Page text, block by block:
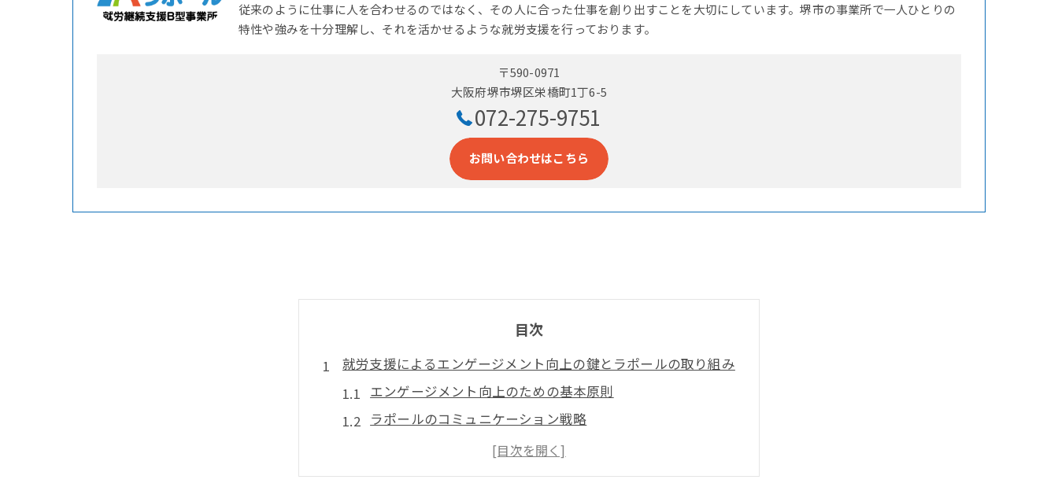
従来のように仕事に人を合わせるのではなく、その人に合った仕事を創り出すことを大切にしています。堺市の事業所で一人ひとりの
特性や強みを十分理解し、それを活かせるような就労支援を行っております。
〒590-0971
大阪府堺市堺区栄橋町1丁6-5
072-275-9751
お問い合わせはこちら
目次
就労支援によるエンゲージメント向上の鍵とラポールの取り組み
エンゲージメント向上のための基本原則
ラポールのコミュニケーション戦略
支援者と受益者の信頼関係構築
ラポールのエンゲージメント施策の具体例